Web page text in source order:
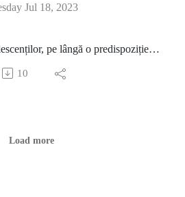
Jul 18, 2023
pe lângă o predispoziție
este afectat și de orele în exces
în fața ecranelor.
dar care nu are un răspuns clar din
10
Load more